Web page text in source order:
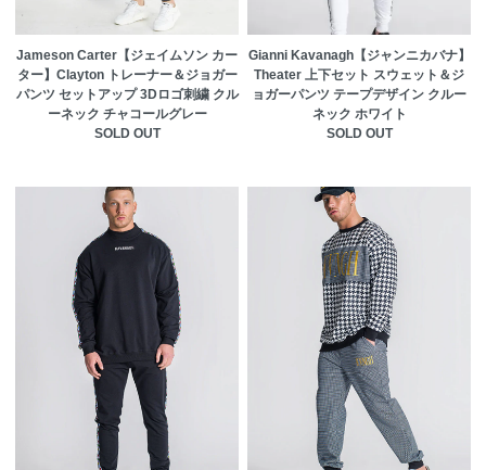
Jameson Carter【ジェイムソン カー
ター】Clayton トレーナー＆ジョガー
パンツ セットアップ 3Dロゴ刺繍 クル
ーネック チャコールグレー
SOLD OUT
Gianni Kavanagh【ジャンニカバナ】
Theater 上下セット スウェット＆ジ
ョガーパンツ テープデザイン クルー
ネック ホワイト
SOLD OUT